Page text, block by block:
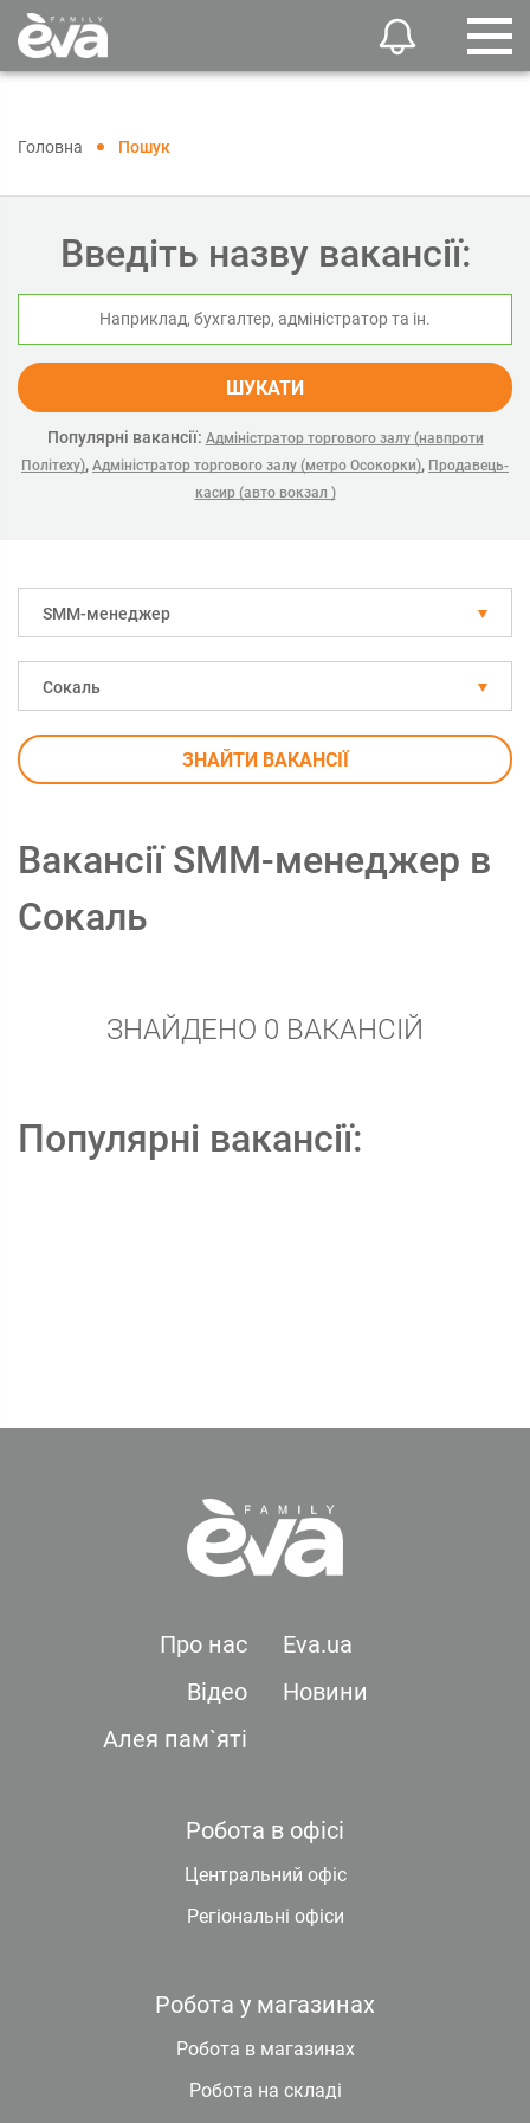
Головна Пошук
Введіть назву вакансії:
ШУКАТИ
Популярні вакансії: Адміністратор торгового залу (навпроти
Політеху), Адміністратор торгового залу (метро Осокорки), Продавець-
касир (авто вокзал )
SMM-менеджер
Сокаль
ЗНАЙТИ ВАКАНСІЇ
Вакансії SMM-менеджер в
Сокаль
ЗНАЙДЕНО 0 ВАКАНСІЙ
Популярні вакансії:
Про нас
Eva.ua
Відео
Новини
Алея пам`яті
Робота в офісі
Центральний офіс
Регіональні офіси
Робота у магазинах
Робота в магазинах
Робота на складі